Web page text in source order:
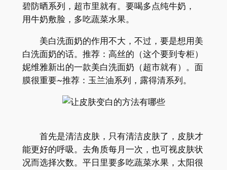
碧防晒系列，超市里就有。要喝多点纯牛奶，
用牛奶敷脸，多吃蔬菜水果。
美白洗面奶的作用不大，不过，要是想用美
白洗面奶的话。推荐：高丝的（这个要到专柜）
妮维雅新出的一款美白洗面奶（超市就有）。面
膜很重要~推荐：玉兰油系列，露得清系列。
首先是清洁皮肤，只有清洁皮肤了，皮肤才
能更好的呼吸。去角质每月一次，也可视皮肤状
况而选择次数。平日里要多吃蔬菜水果，太阳很